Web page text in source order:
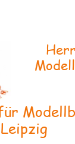
Leipzig